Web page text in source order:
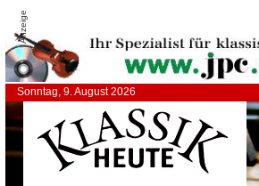
Anzeige
Sonntag, 9. August 2026